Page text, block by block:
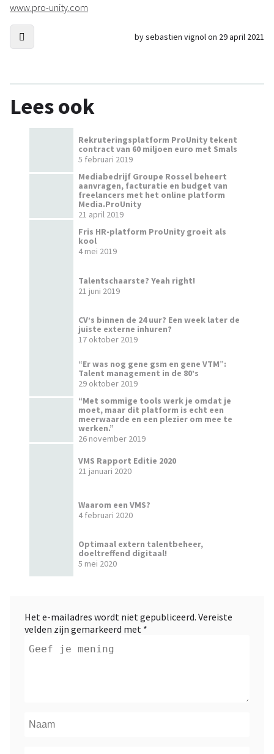
www.pro-unity.com
by sebastien vignol on 29 april 2021
Lees ook
Rekruteringsplatform ProUnity tekent
contract van 60 miljoen euro met Smals
5 februari 2019
Mediabedrijf Groupe Rossel beheert
aanvragen, facturatie en budget van
freelancers met het online platform
Media.ProUnity
21 april 2019
Fris HR-platform ProUnity groeit als
kool
4 mei 2019
Talentschaarste? Yeah right!
21 juni 2019
CV’s binnen de 24 uur? Een week later de
juiste externe inhuren?
17 oktober 2019
“Er was nog gene gsm en gene VTM”:
Talent management in de 80’s
29 oktober 2019
“Met sommige tools werk je omdat je
moet, maar dit platform is echt een
meerwaarde en een plezier om mee te
werken.”
26 november 2019
VMS Rapport Editie 2020
21 januari 2020
Waarom een VMS?
4 februari 2020
Optimaal extern talentbeheer,
doeltreffend digitaal!
5 mei 2020
Het e-mailadres wordt niet gepubliceerd. Vereiste
velden zijn gemarkeerd met *